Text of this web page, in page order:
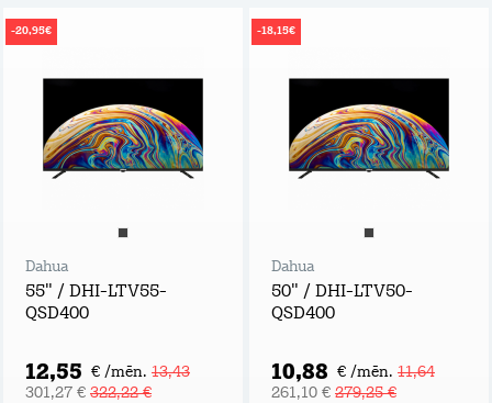
-20,95€
Dahua
55" / DHI-LTV55-
QSD400
12,55 € /mēn. 13,43
301,27 € 322,22 €
-18,15€
Dahua
50" / DHI-LTV50-
QSD400
10,88 € /mēn. 11,64
261,10 € 279,25 €